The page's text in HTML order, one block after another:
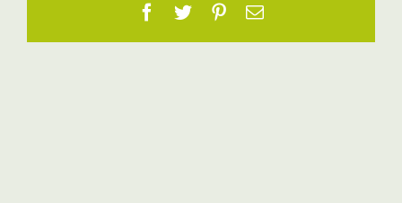
Facebook
TwitterPinterest
E-